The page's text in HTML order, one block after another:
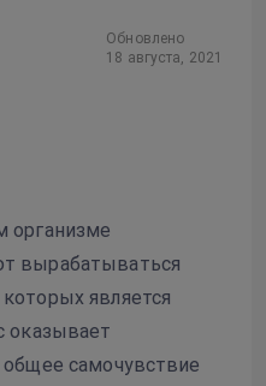
Обновлено
18 августа, 2021
организме
вырабатываться
является
оказывает
общее самочувствие